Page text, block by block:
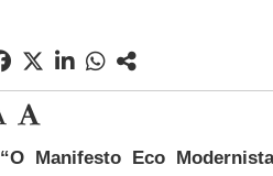
“O Manifesto Eco